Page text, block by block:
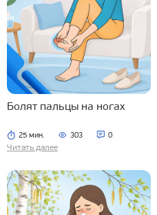
Болят пальцы на ногах
25 мин. 303 0
Читать далее